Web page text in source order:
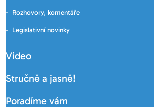
Rozhovory, komentáře
Legislativní novinky
Video
Stručně a jasně!
Poradíme vám